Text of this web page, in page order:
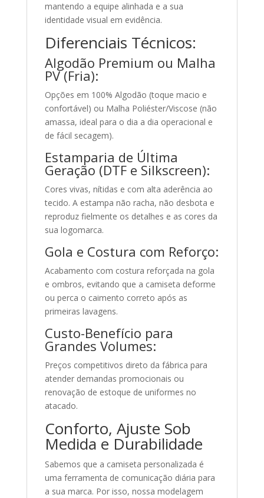
mantendo a equipe alinhada e a sua
identidade visual em evidência.
Diferenciais Técnicos:
Algodão Premium ou Malha
PV (Fria):
Opções em 100% Algodão (toque macio e
confortável) ou Malha Poliéster/Viscose (não
amassa, ideal para o dia a dia operacional e
de fácil secagem).
Estamparia de Última
Geração (DTF e Silkscreen):
Cores vivas, nítidas e com alta aderência ao
tecido. A estampa não racha, não desbota e
reproduz fielmente os detalhes e as cores da
sua logomarca.
Gola e Costura com Reforço:
Acabamento com costura reforçada na gola
e ombros, evitando que a camiseta deforme
ou perca o caimento correto após as
primeiras lavagens.
Custo-Benefício para
Grandes Volumes:
Preços competitivos direto da fábrica para
atender demandas promocionais ou
renovação de estoque de uniformes no
atacado.
Conforto, Ajuste Sob
Medida e Durabilidade
Sabemos que a camiseta personalizada é
uma ferramenta de comunicação diária para
a sua marca. Por isso, nossa modelagem